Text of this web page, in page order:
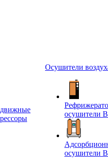
Осушители
осушители
осушители